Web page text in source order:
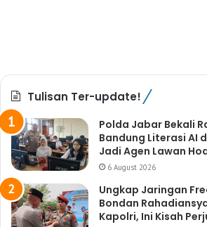
Tulisan Ter-update!
Polda Jabar Bekali
Bandung Literasi AI
Jadi Agen Lawan
6 August 2026
Ungkap Jaringan
Bondan
Kapolri, Ini Kisah